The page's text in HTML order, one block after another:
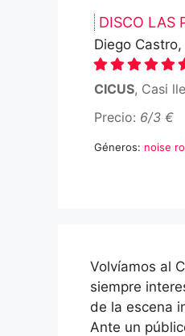
DISCO LAS
Diego
CICUS, Casi
Precio: 6/3 €
Géneros: noise
Volvíamos al
siempre
de la escena
Ante un